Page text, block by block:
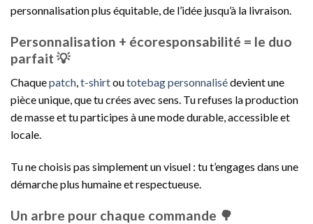
personnalisation plus équitable, de l’idée jusqu’à la livraison.
Personnalisation + écoresponsabilité = le duo
parfait 💡
Chaquepatch,t-shirtoutotebag personnalisédevient une
pièce unique, que tu crées avec sens. Tu refuses la production
de masse et tu participes à une mode durable, accessible et
locale.
Tu ne choisis pas simplement un visuel : tu t’engages dans une
démarche plus humaine et respectueuse.
Un arbre pour chaque commande 🌳